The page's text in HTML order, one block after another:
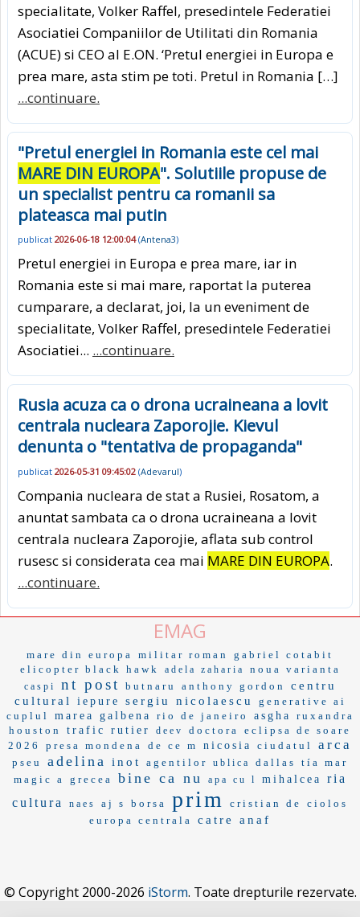
specialitate, Volker Raffel, presedintele Federatiei
Asociatiei Companiilor de Utilitati din Romania
(ACUE) si CEO al E.ON. ‘Pretul energiei in Europa e
prea mare, asta stim pe toti. Pretul in Romania […]
...continuare.
"Pretul energiei in Romania este cel mai
MARE DIN EUROPA". Solutiile propuse de
un specialist pentru ca romanii sa
plateasca mai putin
publicat 2026-06-18 12:00:04(Antena3)
Pretul energiei in Europa e prea mare, iar in
Romania este si mai mare, raportat la puterea
cumparare, a declarat, joi, la un eveniment de
specialitate, Volker Raffel, presedintele Federatiei
Asociatiei... ...continuare.
Rusia acuza ca o drona ucraineana a lovit
centrala nucleara Zaporojie. Kievul
denunta o "tentativa de propaganda"
publicat 2026-05-31 09:45:02 (Adevarul)
Compania nucleara de stat a Rusiei, Rosatom, a
anuntat sambata ca o drona ucraineana a lovit
centrala nucleara Zaporojie, aflata sub control
rusesc si considerata cea mai MARE DIN EUROPA.
...continuare.
EMAG
mare din europa militar roman
gabriel cotabit
elicopter black hawk
adela zaharia noua varianta
caspi nt post butnaru anthony gordon
centru
cultural
iepure sergiu nicolaescu
generative ai
cuplul
marea galbena rio de janeiro asgha
ruxandra
houston
trafic rutier deev doctora
eclipsa de soare
2026
presa mondena de ce m nicosia ciudatul arca
pseu adelina inot agentilor ublica dallas
tía mar
magic a
grecea bine ca nu apa cu l mihalcea
ria
cultura
naes aj s borsa prim cristian de
ciolos
europa centrala
catre anaf
© Copyright 2000-2026 iStorm. Toate drepturile rezervate.